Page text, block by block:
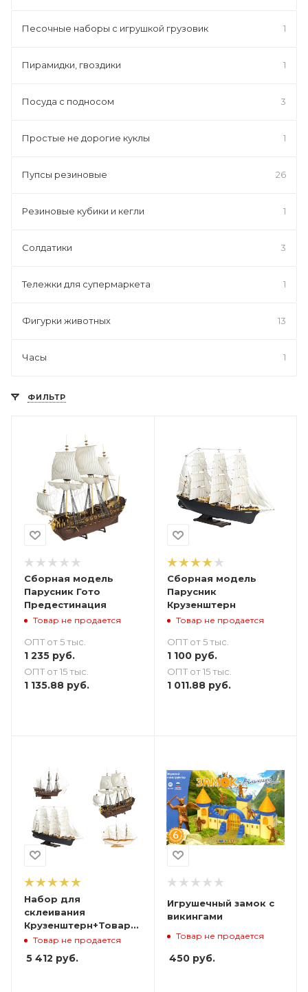
Песочные наборы с игрушкой грузовик 1
Пирамидки, гвоздики 1
Посуда с подносом 3
Простые не дорогие куклы 1
Пупсы резиновые 26
Резиновые кубики и кегли 1
Солдатики 3
Тележки для супермаркета 1
Фигурки животных 13
Часы 1
ФИЛЬТР
Сборная модель
Парусник Гото
Предестинация
Товар не продается
ОПТ от 5 тыс.
1 235 руб.
ОПТ от 15 тыс.
1 135.88 руб.
Сборная модель
Парусник
Крузенштерн
Товар не продается
ОПТ от 5 тыс.
1 100руб.
ОПТ от 15 тыс.
1 011.88руб.
Набор для
склеивания
Крузенштерн+Товарищ+Орел+Гото
Предестинация
Товар не продается
5 412 руб.
Игрушечный замок с
викингами
Товар не продается
450руб.